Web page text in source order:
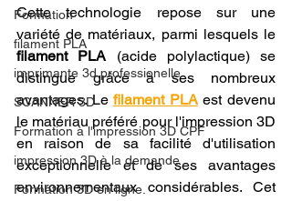
Formation
filament PLA
imprimante 3d professionelle
SCANNER 3D
Formation à l'impression 3D CPF
impression 3D à la demande
Formation 3D en ligne.
Cette technologie repose sur une
filament PLA (acide polylactique) se
distingue grâce à ses nombreux
avantages. Le filament PLA est devenu
le matériau préféré pour l'impression 3D
en raison de sa facilité d'utilisation
exceptionnelle et de ses avantages
environnementaux considérables. Cet